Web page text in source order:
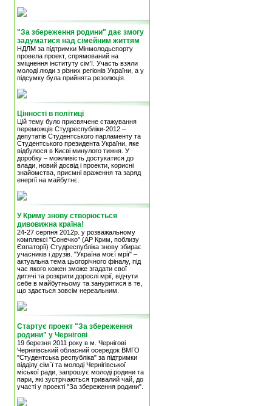
"За збереження родини" дає змогу
задуматися над сімейним життям
НДЛМ за підтримки Мінмолодьспорту
провела проект, спрямований на
зміцнення інституту сім'ї. Участь взяли
молоді люди з різних регіонів України, а у
підсумку була прийнята резолюція.
Цінності в політиці
Цій тему було присвячене стажування
переможців Студреспубліки-2012 –
депутатів Студентського парламенту та
Студентського президента України, яке
відбулося в Києві минулого тижня. У
доробку – можливість достукатися до
влади, новий досвід і проекти, корисні
знайомства, приємні враження та заряд
енергії на майбутнє.
У Криму знову створюється
дивовижна країна!
24-27 серпня 2012р. у розважальному
комплексі "Сонечко" (АР Крим, поблизу
Євпаторії) Студреспубліка знову збирає
учасників і друзів. "Україна моєї мрії" –
актуальна тема цьогорічного фіналу, під
час якого кожен зможе згадати свої
дитячі та розкрити дорослі мрії, відчути
себе в майбутньому та зануритися в те,
що здається зовсім нереальним.
Стартує проект "За збереження
родини" у Чернігові
19 березня 2011 року в м. Чернігові
Чернігівський обласний осередок ВМГО
"Студентська республіка" за підтримки
відділу сім`ї та молоді Чернігівської
міської ради, запрошує молоді родини та
пари, які зустрічаються тривалий чай, до
участі у проекті "За збереження родини".